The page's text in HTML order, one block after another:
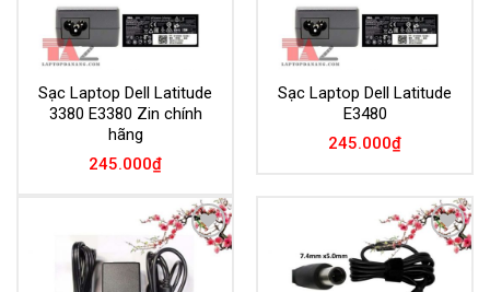
Sạc Laptop Dell Latitude
3380 E3380 Zin chính
hãng
245.000₫
Sạc Laptop Dell Latitude
E3480
245.000₫
Add to
Wishlist
Add to
Wishlist